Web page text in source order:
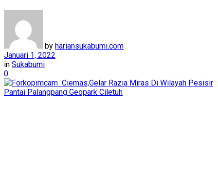
by hariansukabumi.com
Januari 1, 2022
in Sukabumi
0